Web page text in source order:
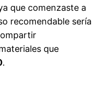
que comenzaste a
recomendable sería
que
.